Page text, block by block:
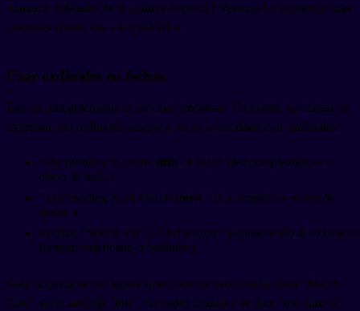
números ordinales de la manera correcta? Veamos los contextos más
comunes donde vas a encontrarlos.
Usar ordinales en fechas
Este es probablemente el uso más frecuente. En inglés, las fechas se
expresan con ordinales aunque a veces se escriban con cardinales:
"My birthday is on the fifth of July." (Mi cumpleaños es el
cinco de julio.)
"The meeting is on March third." (La reunión es el tres de
marzo.)
Escrito: "March 3rd" o "3rd March" (dependiendo de si usas el
formato americano o británico).
Dato importante: en inglés americano es más común decir "March
third" sin el artículo "the". En inglés británico se dice "the third of